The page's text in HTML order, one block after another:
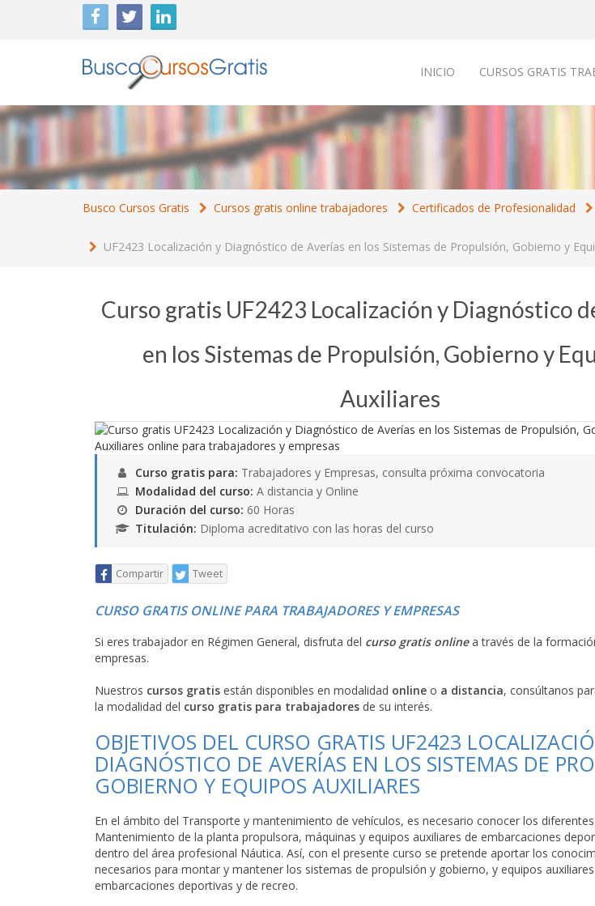
INICIO CURSOS GRATIS
Busco Cursos Gratis Cursos gratis online trabajadores Certificados de Profesionalidad
UF2423 Localización y Diagnóstico de Averías en los Sistemas de Propulsión, Gobierno y
Curso gratis UF2423 Localización y Diagnóstico
en los Sistemas de Propulsión, Gobierno y
Auxiliares
Curso gratis para: Trabajadores y Empresas, consulta próxima convocatoria
Modalidad del curso: A distancia y Online
Duración del curso: 60 Horas
Titulación: Diploma acreditativo con las horas del curso
Compartir Tweet
CURSO GRATIS ONLINE PARA TRABAJADORES Y EMPRESAS
Si eres trabajador en Régimen General, disfruta del curso gratis onlinea través de la
empresas.
Nuestros cursos gratis están disponibles en modalidad online o a distancia, consúltanos
la modalidad del curso gratis para trabajadores de su interés.
OBJETIVOS DEL CURSO GRATIS UF2423
DIAGNÓSTICO DE AVERÍAS EN LOS SISTEMAS DE
GOBIERNO Y EQUIPOS AUXILIARES
En el ámbito del Transporte y mantenimiento de vehículos, es necesario conocer los
Mantenimiento de la planta propulsora, máquinas y equipos auxiliares de embarcaciones
dentro del área profesional Náutica. Así, con el presente curso se pretende aportar los
necesarios para montar y mantener los sistemas de propulsión y gobierno, y equipos
embarcaciones deportivas y de recreo.